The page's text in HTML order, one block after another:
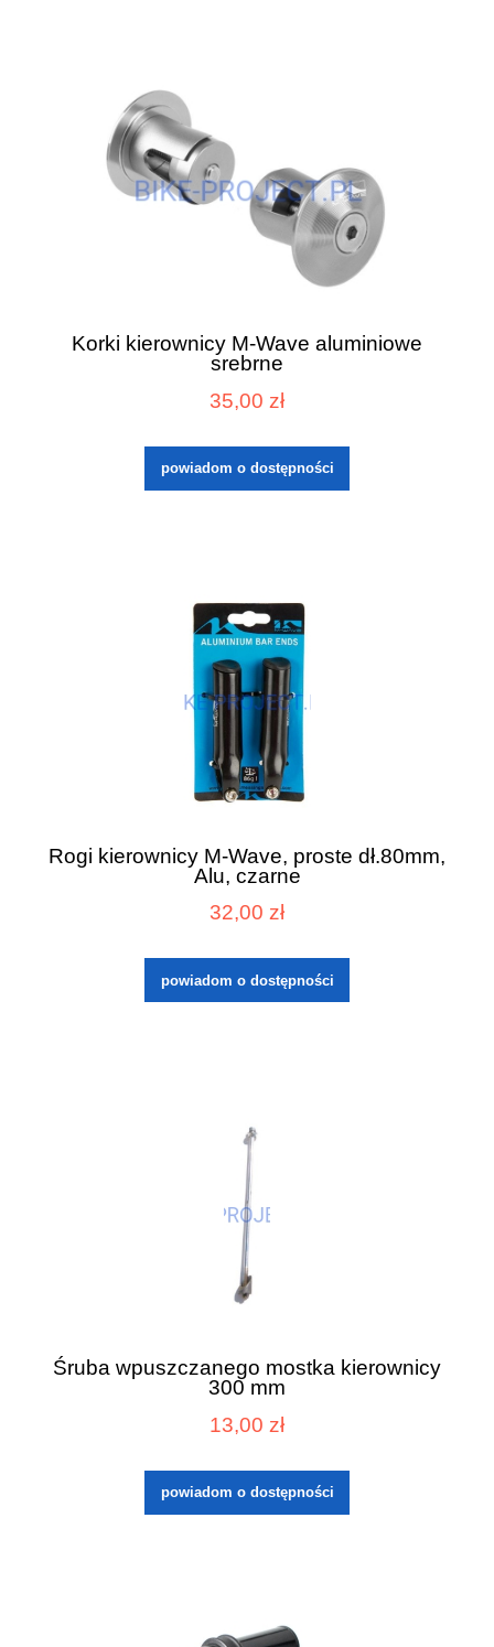
Korki kierownicy M-Wave aluminiowe
srebrne
35,00 zł
powiadom o dostępności
Rogi kierownicy M-Wave, proste dł.80mm,
Alu, czarne
32,00 zł
powiadom o dostępności
Śruba wpuszczanego mostka kierownicy
300 mm
13,00 zł
powiadom o dostępności